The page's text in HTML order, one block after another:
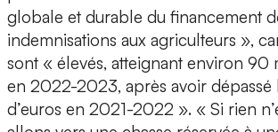
globale et durable du financement
indemnisations aux agriculteurs »,
sont « élevés, atteignant environ 90
en 2022-2023, après avoir dépassé
d’euros en 2021-2022 ». « Si rien